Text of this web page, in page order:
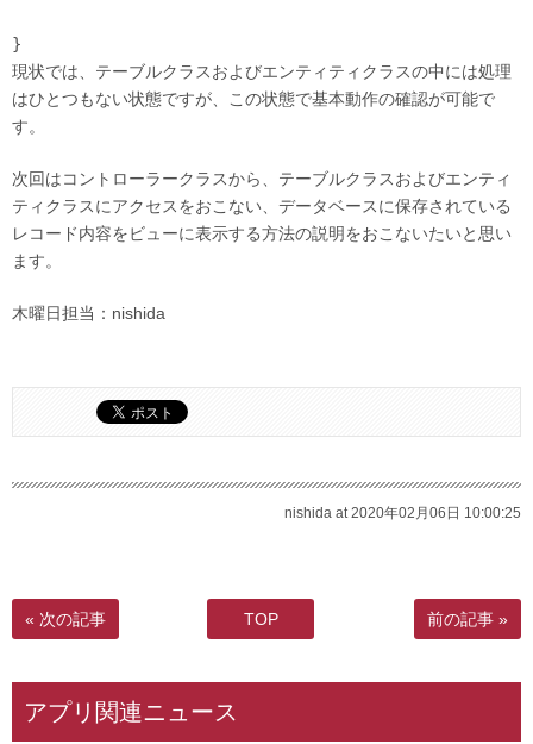
}
現状では、テーブルクラスおよびエンティティクラスの中には処理
はひとつもない状態ですが、この状態で基本動作の確認が可能で
す。
次回はコントローラークラスから、テーブルクラスおよびエンティ
ティクラスにアクセスをおこない、データベースに保存されている
レコード内容をビューに表示する方法の説明をおこないたいと思い
ます。
木曜日担当：nishida
nishida at 2020年02月06日 10:00:25
« 次の記事 TOP 前の記事 »
アプリ関連ニュース